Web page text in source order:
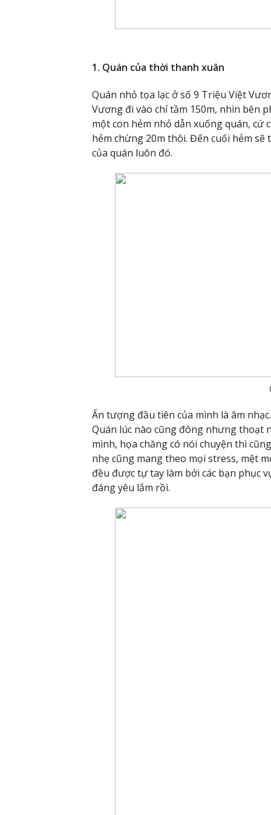
1. Quán của thời thanh xuân
Quán nhỏ tọa lạc ở số 9 Triệu Việt
Vương đi vào chỉ tầm 150m, nhìn bên
một con hẻm nhỏ dẫn xuống quán, cứ
hẻm chừng 20m thôi. Đến cuối hẻm
của quán luôn đó.
Ấn tượng đầu tiên của mình là âm
Quán lúc nào cũng đông nhưng thoạt
mình, họa chăng có nói chuyện thì
nhẹ cũng mang theo mọi stress, mệt
đều được tự tay làm bởi các bạn phục
đáng yêu lắm rồi.